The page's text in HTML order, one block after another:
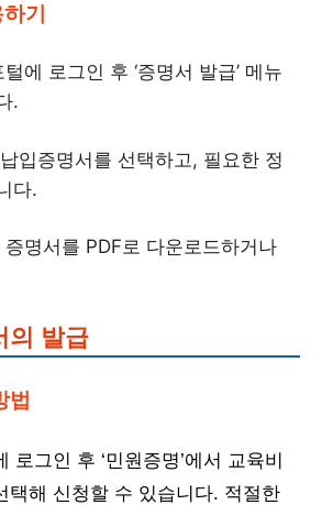
기
에 로그인 후 ‘증명서 발급’ 메뉴
.
입증명서를 선택하고, 필요한 정
다.
증명서를 PDF로 다운로드하거나
의 발급
법
로그인 후 ‘민원증명’에서 교육비
택해 신청할 수 있습니다. 적절한